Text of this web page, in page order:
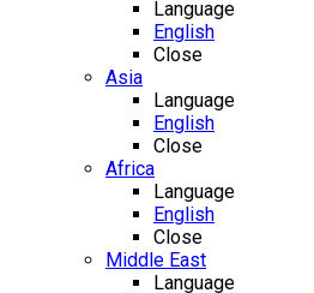
Language
English
Close
Asia
Language
English
Close
Africa
Language
English
Close
Middle East
Language